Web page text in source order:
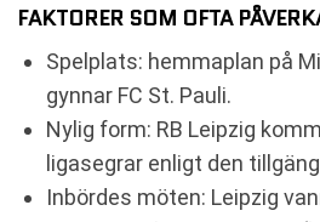
FAKTORER SOM OFTA
Spelplats: hemmaplan på
gynnar FC St. Pauli.
Nylig form: RB Leipzig
ligasegrar enligt den
Inbördes möten: Leipzig